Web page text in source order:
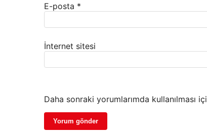
E-posta *
İnternet sitesi
Daha sonraki yorumlarımda kullanılması